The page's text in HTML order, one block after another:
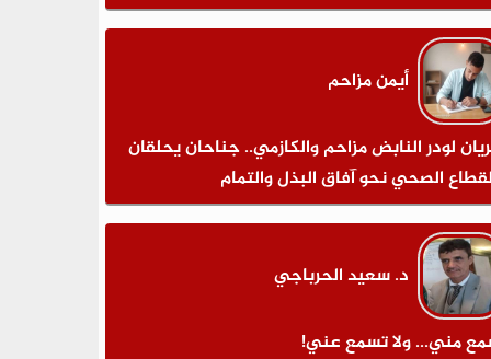
أيمن مزاحم
لودر النابض مزاحم والكازمي.. جناحان يحلقان
الصحي نحو آفاق البذل والتمام
د. سعيد الحرباجي
مني... ولا تسمع عني!